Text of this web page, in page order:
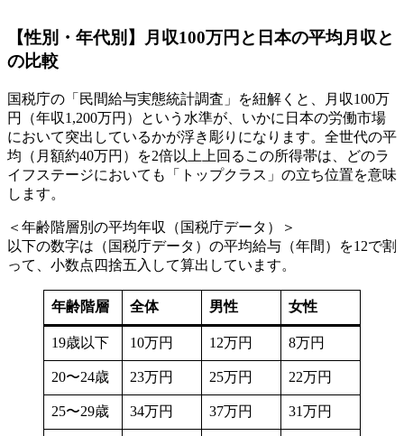
【性別・年代別】月収100万円と日本の平均月収と
の比較
国税庁の「民間給与実態統計調査」を紐解くと、月収100万
円（年収1,200万円）という水準が、いかに日本の労働市場
において突出しているかが浮き彫りになります。全世代の平
均（月額約40万円）を2倍以上上回るこの所得帯は、どのラ
イフステージにおいても「トップクラス」の立ち位置を意味
します。
＜年齢階層別の平均年収（国税庁データ）＞
以下の数字は（国税庁データ）の平均給与（年間）を12で割
って、小数点四捨五入して算出しています。
年齢階層 全体 男性 女性
19歳以下 10万円 12万円 8万円
20〜24歳 23万円 25万円 22万円
25〜29歳 34万円 37万円 31万円